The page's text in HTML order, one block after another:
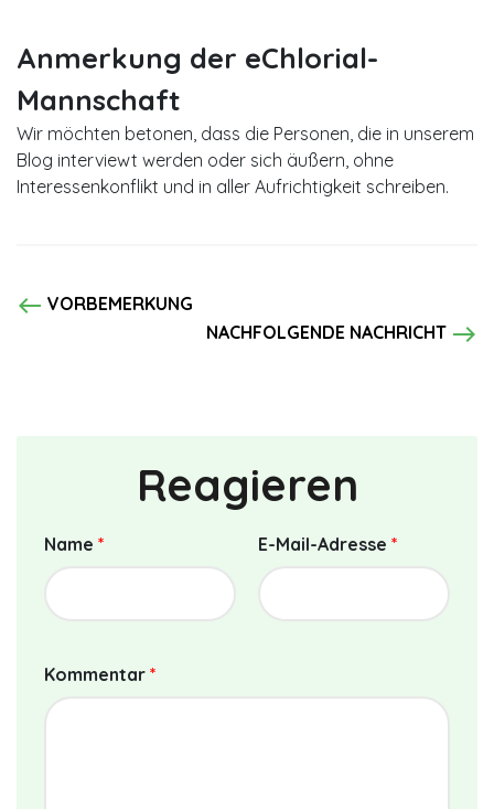
Anmerkung der eChlorial-
Mannschaft
Wir möchten betonen, dass die Personen, die in unserem
Blog interviewt werden oder sich äußern, ohne
Interessenkonflikt und in aller Aufrichtigkeit schreiben.
west VORBEMERKUNG
NACHFOLGENDE NACHRICHT east
Reagieren
Name * E-Mail-Adresse *
Kommentar *